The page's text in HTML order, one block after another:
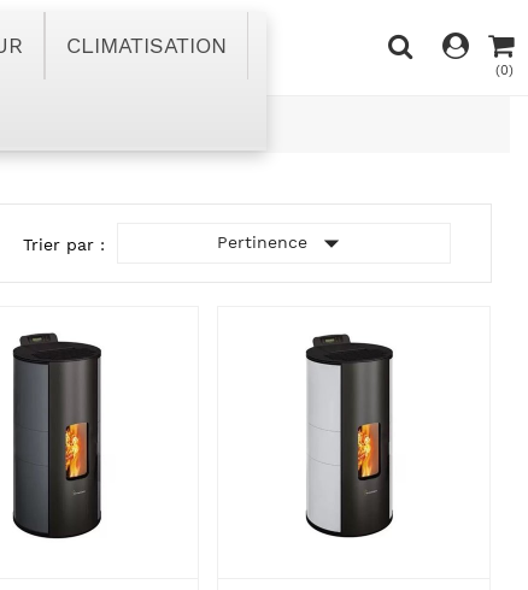
CLIMATISATION
(0)
Trier par : Pertinence 